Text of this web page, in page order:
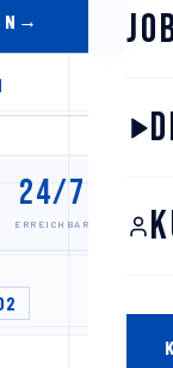
→
24/7
ERREICHBAR